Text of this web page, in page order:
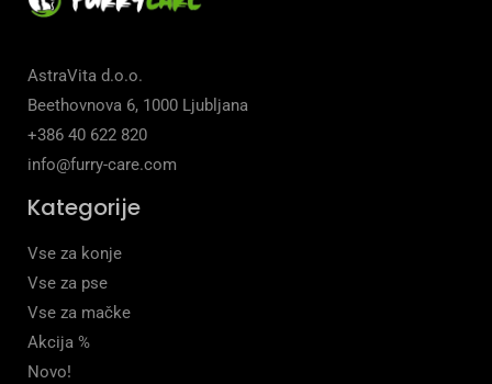
AstraVita d.o.o.
Beethovnova 6, 1000 Ljubljana
+386 40 622 820
info@furry-care.com
Kategorije
Vse za konje
Vse za pse
Vse za mačke
Akcija %
Novo!